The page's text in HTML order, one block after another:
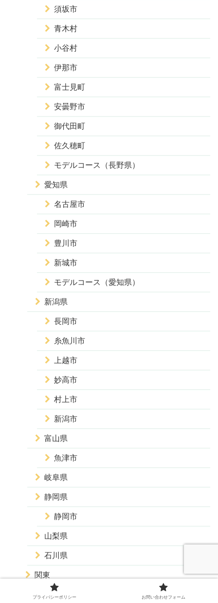
須坂市
青木村
小谷村
伊那市
富士見町
安曇野市
御代田町
佐久穂町
モデルコース（長野県）
愛知県
名古屋市
岡崎市
豊川市
新城市
モデルコース（愛知県）
新潟県
長岡市
糸魚川市
上越市
妙高市
村上市
新潟市
富山県
魚津市
岐阜県
静岡県
静岡市
山梨県
石川県
関東
群馬県
プライバシーポリシー お問い合わせフォーム